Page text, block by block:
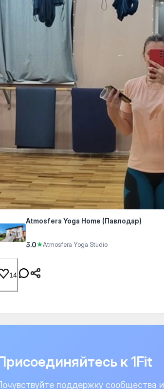
Atmosfera Yoga Home (Павлодар)
5.0★Atmosfera Yoga Studio
14
к 1Fit
поддержку сообщества и